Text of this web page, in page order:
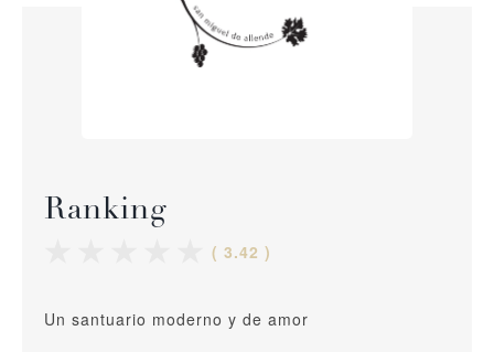
Ranking
( 3.42 )
Un santuario moderno y de amor